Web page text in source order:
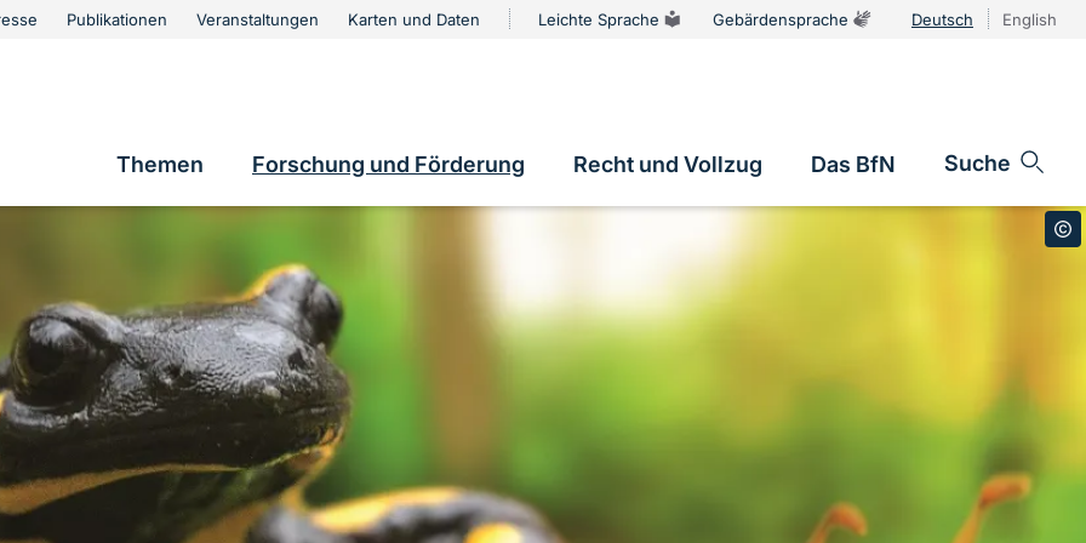
Publikationen Veranstaltungen Karten und Daten Leichte Sprache Gebärdensprache Deutsch English
Hauptnavigation
Themen Forschung und Förderung Recht und Vollzug Das BfN Suche